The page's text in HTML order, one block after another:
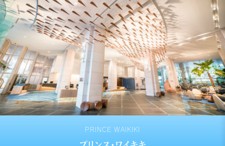
PRINCE WAIKIKI